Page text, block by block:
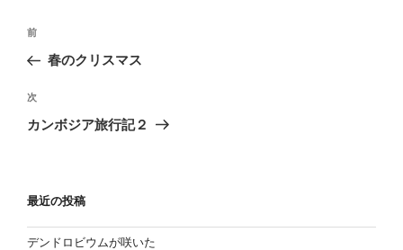
投
ビ
ゲ
ョ
ン
過
の
稿
前
春のクリスマス
次
投
次
カンボジア旅行記２
最近の投稿
デンドロビウムが咲いた